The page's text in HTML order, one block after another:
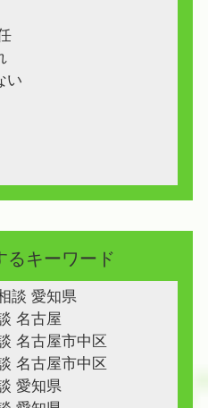
い
るキーワード
談 愛知県
名古屋
名古屋市中区
名古屋市中区
愛知県